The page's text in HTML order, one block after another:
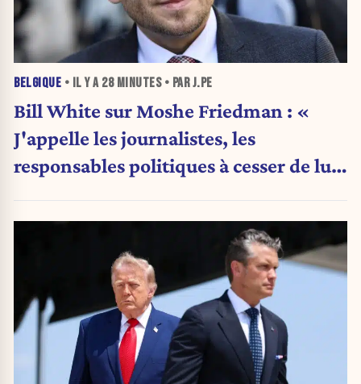
BELGIQUE • IL Y A 28 MINUTES• PAR J.PE
Bill White sur Moshe Friedman : «
J'appelle les journalistes, les
responsables politiques à cesser de lui